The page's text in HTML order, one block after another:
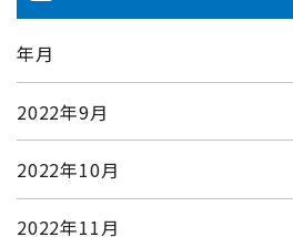
年月
2022年9月
2022年10月
2022年11月